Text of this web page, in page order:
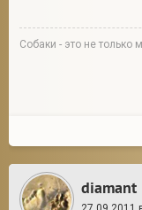
Собаки - это не
diamant